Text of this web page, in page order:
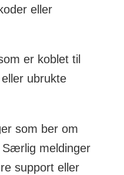
eller
er koblet til
ubrukte
som ber om
Særlig meldinger
support eller